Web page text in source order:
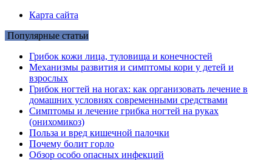
Карта сайта
Популярные статьи
Грибок кожи лица, туловища и конечностей
Механизмы развития и симптомы кори у детей и
взрослых
Грибок ногтей на ногах: как организовать лечение в
домашних условиях современными средствами
Симптомы и лечение грибка ногтей на руках
(онихомикоз)
Польза и вред кишечной палочки
Почему болит горло
Обзор особо опасных инфекций